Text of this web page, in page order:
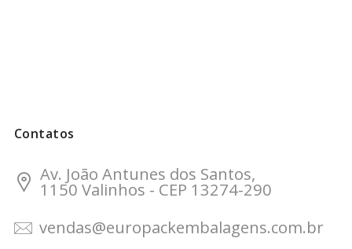
Contatos
Av. João Antunes dos Santos,
1150 Valinhos - CEP 13274-290
vendas@europackembalagens.com.br